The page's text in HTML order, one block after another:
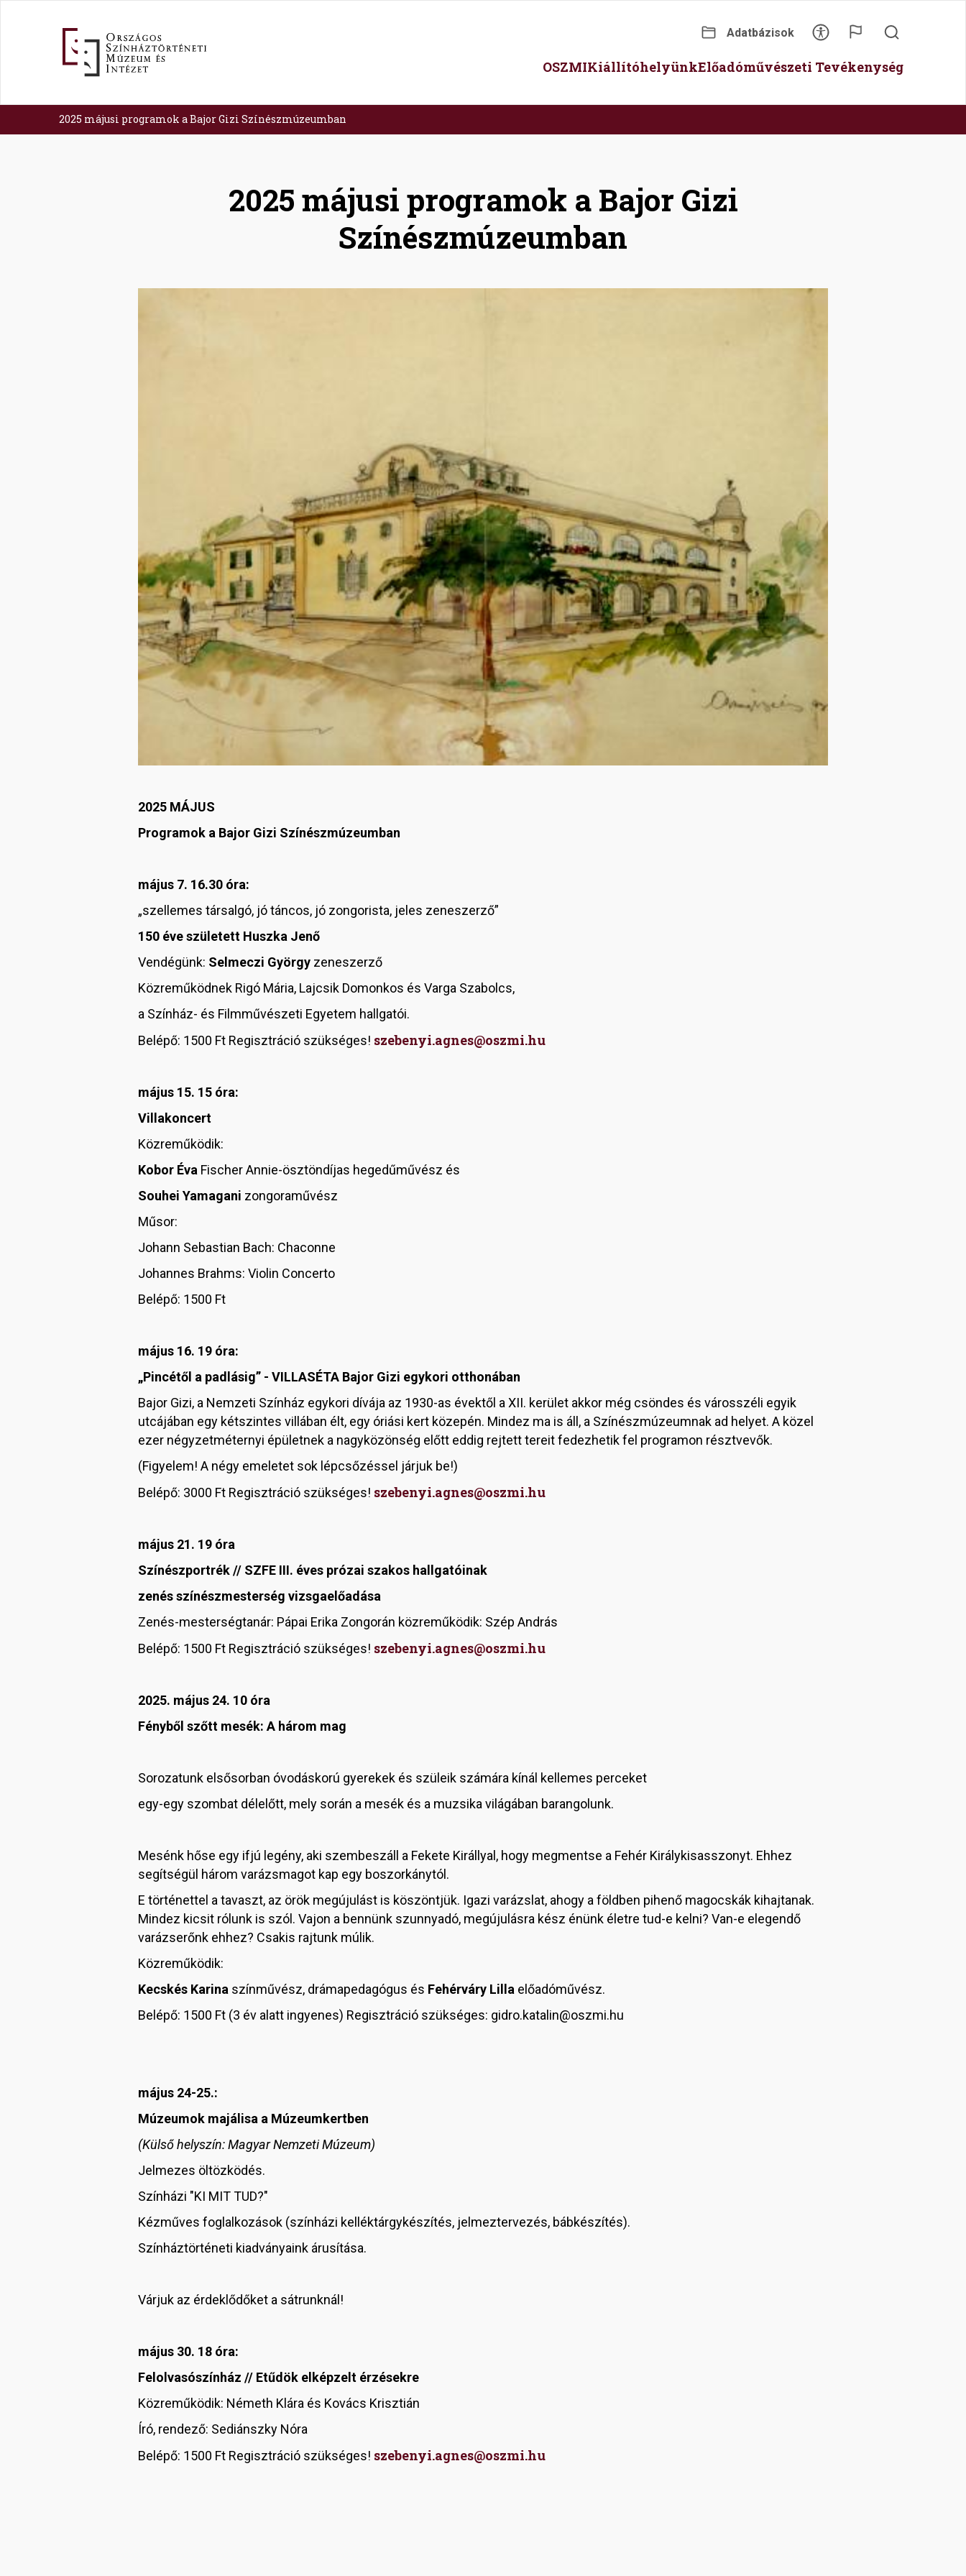
menu
Adatbázisok
Main
OSZMIKiállítóhelyünkElőadóművészeti Tevékenység
2025 májusi programok a Bajor Gizi Színészmúzeumban
2025 májusi programok a Bajor Gizi
Színészmúzeumban
2025 MÁJUS
Programok a Bajor Gizi Színészmúzeumban
május 7. 16.30 óra:
„szellemes társalgó, jó táncos, jó zongorista, jeles zeneszerző”
150 éve született Huszka Jenő
Vendégünk: Selmeczi György zeneszerző
Közreműködnek Rigó Mária, Lajcsik Domonkos és Varga Szabolcs,
a Színház- és Filmművészeti Egyetem hallgatói.
Belépő: 1500 Ft Regisztráció szükséges! szebenyi.agnes@oszmi.hu
május 15. 15 óra:
Villakoncert
Közreműködik:
Kobor Éva Fischer Annie-ösztöndíjas hegedűművész és
Souhei Yamagani zongoraművész
Műsor:
Johann Sebastian Bach: Chaconne
Johannes Brahms: Violin Concerto
Belépő: 1500 Ft
május 16. 19 óra:
„Pincétől a padlásig” - VILLASÉTA Bajor Gizi egykori otthonában
Bajor Gizi, a Nemzeti Színház egykori dívája az 1930-as évektől a XII. kerület akkor még csöndes és városszéli egyik
utcájában egy kétszintes villában élt, egy óriási kert közepén. Mindez ma is áll, a Színészmúzeumnak ad helyet. A közel
ezer négyzetméternyi épületnek a nagyközönség előtt eddig rejtett tereit fedezhetik fel programon résztvevők.
(Figyelem! A négy emeletet sok lépcsőzéssel járjuk be!)
Belépő: 3000 Ft Regisztráció szükséges! szebenyi.agnes@oszmi.hu
május 21. 19 óra
Színészportrék // SZFE III. éves prózai szakos hallgatóinak
zenés színészmesterség vizsgaelőadása
Zenés-mesterségtanár: Pápai Erika Zongorán közreműködik: Szép András
Belépő: 1500 Ft Regisztráció szükséges! szebenyi.agnes@oszmi.hu
2025. május 24. 10 óra
Fényből szőtt mesék: A három mag
Sorozatunk elsősorban óvodáskorú gyerekek és szüleik számára kínál kellemes perceket
egy-egy szombat délelőtt, mely során a mesék és a muzsika világában barangolunk.
Mesénk hőse egy ifjú legény, aki szembeszáll a Fekete Királlyal, hogy megmentse a Fehér Királykisasszonyt. Ehhez
segítségül három varázsmagot kap egy boszorkánytól.
E történettel a tavaszt, az örök megújulást is köszöntjük. Igazi varázslat, ahogy a földben pihenő magocskák kihajtanak.
Mindez kicsit rólunk is szól. Vajon a bennünk szunnyadó, megújulásra kész énünk életre tud-e kelni? Van-e elegendő
varázserőnk ehhez? Csakis rajtunk múlik.
Közreműködik:
Kecskés Karina színművész, drámapedagógus és Fehérváry Lilla előadóművész.
Belépő: 1500 Ft (3 év alatt ingyenes) Regisztráció szükséges: gidro.katalin@oszmi.hu
május 24-25.:
Múzeumok majálisa a Múzeumkertben
(Külső helyszín: Magyar Nemzeti Múzeum)
Jelmezes öltözködés.
Színházi "KI MIT TUD?"
Kézműves foglalkozások (színházi kelléktárgykészítés, jelmeztervezés, bábkészítés).
Színháztörténeti kiadványaink árusítása.
Várjuk az érdeklődőket a sátrunknál!
május 30. 18 óra:
Felolvasószínház // Etűdök elképzelt érzésekre
Közreműködik: Németh Klára és Kovács Krisztián
Író, rendező: Sediánszky Nóra
Belépő: 1500 Ft Regisztráció szükséges! szebenyi.agnes@oszmi.hu